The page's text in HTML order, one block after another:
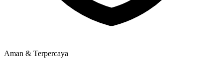
Aman & Terpercaya